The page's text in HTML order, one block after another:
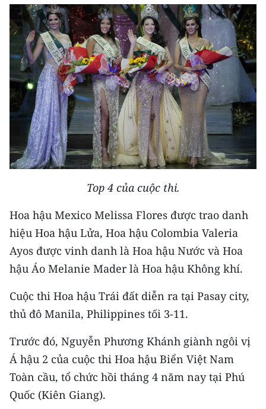
Media Chính trị
Media Kinh tế
Media Văn hóa
Media Xã hội
Media Pháp luật
Media Du lịch
Media Giáo dục
Media Y tế
Media Môi trường
Infographic
TIN MỚI
Top 4 của cuộc thi.
Hoa hậu Mexico Melissa Flores được trao danh
hiệu Hoa hậu Lửa, Hoa hậu Colombia Valeria
Ayos được vinh danh là Hoa hậu Nước và Hoa
hậu Áo Melanie Mader là Hoa hậu Không khí.
Cuộc thi Hoa hậu Trái đất diễn ra tại Pasay city,
thủ đô Manila, Philippines tối 3-11.
Trước đó, Nguyễn Phương Khánh giành ngôi vị
Á hậu 2 của cuộc thi Hoa hậu Biển Việt Nam
Toàn cầu, tổ chức hồi tháng 4 năm nay tại Phú
Quốc (Kiên Giang).